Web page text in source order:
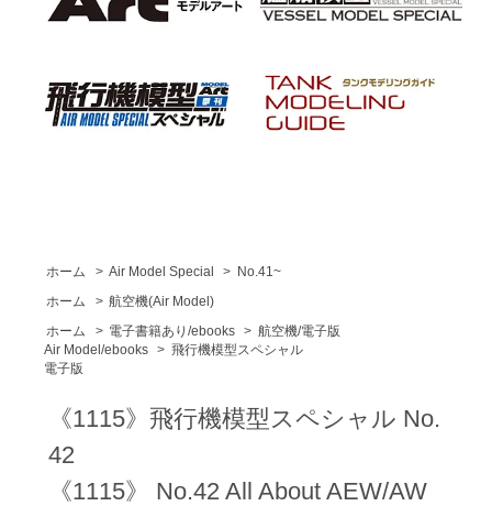
ホーム > Air Model Special > No.41~
ホーム
> 航空機(Air Model)
ホーム
> 電子書籍あり/ebooks > 航空機/電子版
Air Model/ebooks > 飛行機模型スペシャル
電子版
《1115》飛行機模型スペシャル No.
42
《1115》 No.42 All About AEW/AW